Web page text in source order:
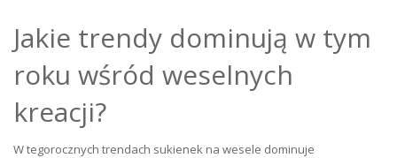
Jakie trendy dominują w tym
roku wśród weselnych
kreacji?
W tegorocznych trendach sukienek na wesele dominuje